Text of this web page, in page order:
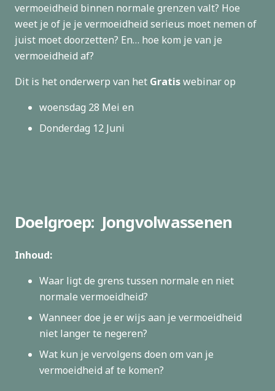
vermoeidheid binnen normale grenzen valt? Hoe
weet je of je je vermoeidheid serieus moet nemen of
juist moet doorzetten? En… hoe kom je van je
vermoeidheid af?
Dit is het onderwerp van het Gratiswebinar op
woensdag 28 Mei en
Donderdag 12 Juni
Doelgroep: Jongvolwassenen
Inhoud:
Waar ligt de grens tussen normale en niet
normale vermoeidheid?
Wanneer doe je er wijs aan je vermoeidheid
niet langer te negeren?
Wat kun je vervolgens doen om van je
vermoeidheid af te komen?